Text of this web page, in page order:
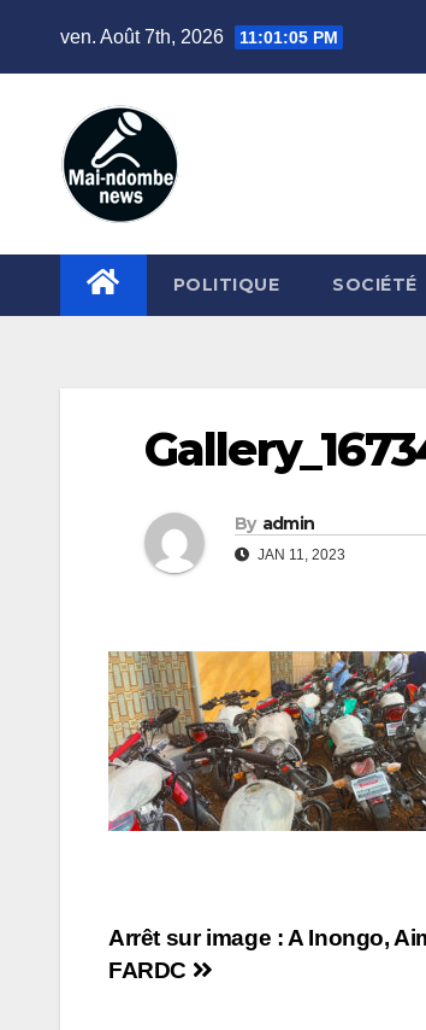
ven. Août 7th, 2026 11:01:06 PM
POLITIQUE SOCIÉTÉ
By admin
JAN 11, 2023
Navigation
Arrêt sur image : A Inongo,
FARDC